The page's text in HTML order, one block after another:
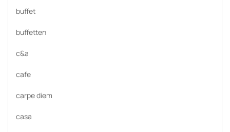
buffet
buffetten
c&a
cafe
carpe diem
casa